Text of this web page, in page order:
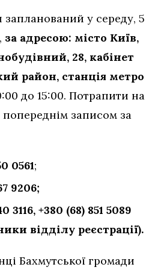
у середу, 5
за адресою: місто Київ,
28, кабінет
район, станція метро
до 15:00. Потрапити на
записом за
0561;
9206;
3116, +380 (68) 851 5089
відділу реєстрації).
Бахмутської громади